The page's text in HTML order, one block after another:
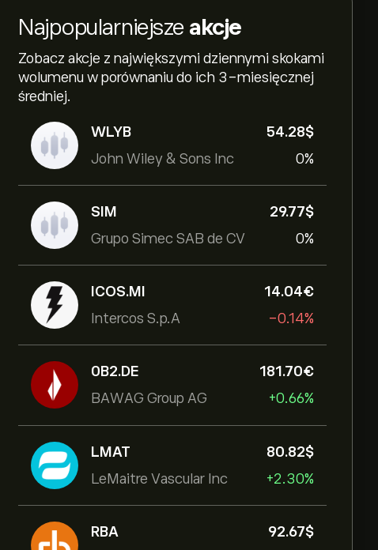
Najpopularniejsze akcje
Zobacz akcje z największymi dziennymi skokami
wolumenu w porównaniu do ich 3-miesięcznej
średniej.
WLYB
John Wiley & Sons Inc
54.28‎$‎
0%
SIM
Grupo Simec SAB de CV
29.77‎$‎
0%
ICOS.MI
Intercos S.p.A
14.04‎€‎
-0.14%
0B2.DE
BAWAG Group AG
181.70‎€‎
+0.66%
LMAT
LeMaitre Vascular Inc
80.82‎$‎
+2.30%
RBA
92.67‎$‎